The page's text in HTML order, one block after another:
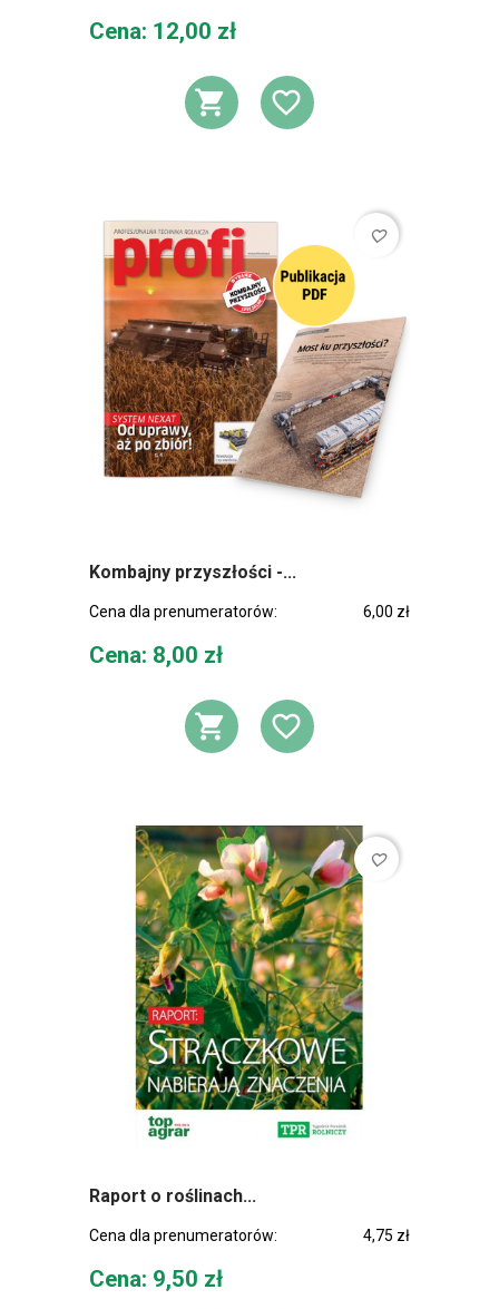
Cena
Cena: 12,00 zł
DODAJ DO
DODAJ DO
favorite_border
Kombajny przyszłości -...
Cena dla prenumeratorów: 6,00 zł
Cena
Cena: 8,00 zł
DODAJ DO
DODAJ DO
favorite_border
Raport o roślinach...
Cena dla prenumeratorów: 4,75 zł
Cena
Cena: 9,50 zł